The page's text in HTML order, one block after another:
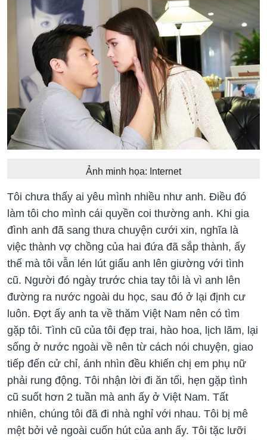
Ảnh minh họa: Internet
Tôi chưa thấy ai yêu mình nhiều như anh. Điều đó
làm tôi cho mình cái quyền coi thường anh. Khi gia
đình anh đã sang thưa chuyện cưới xin, nghĩa là
việc thành vợ chồng của hai đứa đã sắp thành, ấy
thế mà tôi vẫn lén lút giấu anh lên giường với tình
cũ. Người đó ngày trước chia tay tôi là vì anh lên
đường ra nước ngoài du học, sau đó ở lại định cư
luôn. Đợt ấy anh ta về thăm Việt Nam nên có tìm
gặp tôi. Tình cũ của tôi đẹp trai, hào hoa, lịch lãm, lại
sống ở nước ngoài về nên từ cách nói chuyện, giao
tiếp đến cử chỉ, ánh nhìn đều khiến chị em phụ nữ
phải rung động. Tôi nhận lời đi ăn tối, hẹn gặp tình
cũ suốt hơn 2 tuần mà anh ấy ở Việt Nam. Tất
nhiên, chúng tôi đã đi nhà nghỉ với nhau. Tôi bị mê
mệt bởi vẻ ngoài cuốn hút của anh ấy. Tôi tặc lưỡi